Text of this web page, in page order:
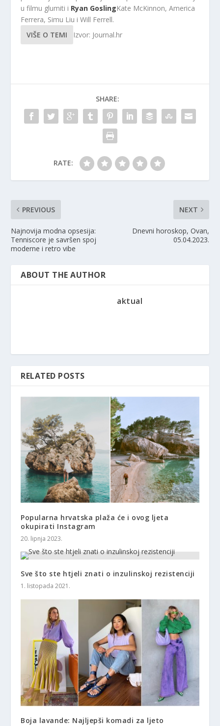
u filmu glumiti i Ryan GoslingKate McKinnon, America
Ferrera, Simu Liu i Will Ferrell.
VIŠE O TEMI
Izvor: Journal.hr
SHARE:
RATE:
PREVIOUS
Najnovija modna opsesija:
Tenniscore je savršen spoj
moderne i retro vibe
NEXT
Dnevni horoskop, Ovan,
05.04.2023.
ABOUT THE AUTHOR
aktual
RELATED POSTS
Popularna hrvatska plaža će i ovog ljeta
okupirati Instagram
20. lipnja 2023.
Sve što ste htjeli znati o inzulinskoj rezistenciji
1. listopada 2021.
Boja lavande: Najljepši komadi za ljeto